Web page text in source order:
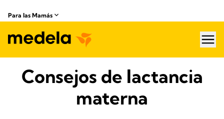
Para las Mamás
Consejos de lactancia
materna